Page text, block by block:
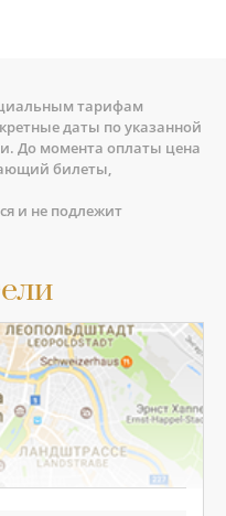
тарифам
даты по указанной
До момента оплаты цена
билеты,
и не подлежит